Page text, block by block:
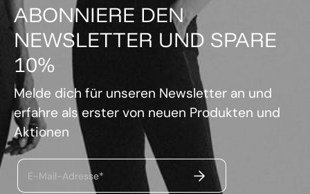
ABONNIERE DEN
NEWSLETTER UND SPARE
10%
Melde dich für unseren Newsletter an und
erfahre als erster von neuen Produkten und
Aktionen
E-Mail-Adresse* ABSENDEN